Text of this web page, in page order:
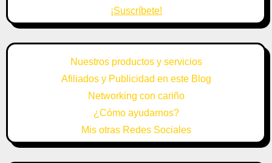
¡Suscríbete!
Nuestros productos y servicios
Afiliados y Publicidad en este Blog
Networking con cariño
¿Cómo ayudarnos?
Mis otras Redes Sociales